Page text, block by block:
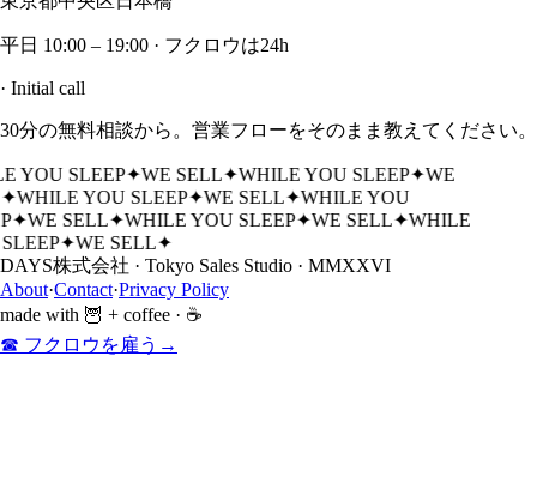
平日 10:00 – 19:00 · フクロウは24h
· Initial call
30分の無料相談から。営業フローをそのまま教えてください。
YOU SLEEP✦WE SELL✦WHILE YOU SLEEP✦WE
WHILE YOU SLEEP✦WE SELL✦WHILE YOU
✦WE SELL✦WHILE YOU SLEEP✦WE SELL✦WHILE
✦WE SELL✦
DAYS株式会社 · Tokyo Sales Studio · MMXXVI
About·Contact·Privacy Policy
made with 🦉 + coffee · ☕
☎ フクロウを雇う →